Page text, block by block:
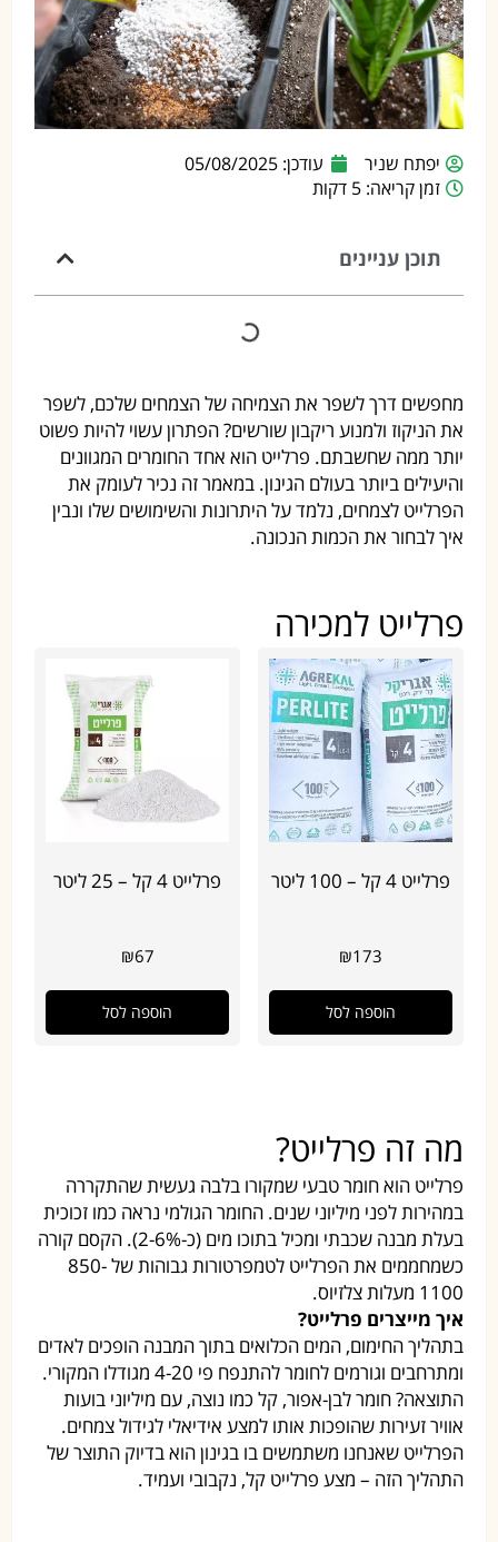
יפתח שניר
עודכן: 05/08/2025
זמן קריאה: 5 דקות
תוכן עניינים
מחפשים דרך לשפר את הצמיחה של הצמחים שלכם, לשפר
את הניקוז ולמנוע ריקבון שורשים? הפתרון עשוי להיות פשוט
יותר ממה שחשבתם. פרלייט הוא אחד החומרים המגוונים
והיעילים ביותר בעולם הגינון. במאמר זה נכיר לעומק את
הפרלייט לצמחים, נלמד על היתרונות והשימושים שלו ונבין
איך לבחור את הכמות הנכונה.
פרלייט למכירה
פרלייט 4 קל – 100 ליטר
₪173
הוספה לסל
פרלייט 4 קל – 25 ליטר
₪67
הוספה לסל
מה זה פרלייט?
פרלייט הוא חומר טבעי שמקורו בלבה געשית שהתקררה
במהירות לפני מיליוני שנים. החומר הגולמי נראה כמו זכוכית
בעלת מבנה שכבתי ומכיל בתוכו מים (כ-2-6%). הקסם קורה
כשמחממים את הפרלייט לטמפרטורות גבוהות של 850-
1100 מעלות צלזיוס.
איך מייצרים פרלייט?
בתהליך החימום, המים הכלואים בתוך המבנה הופכים לאדים
ומתרחבים וגורמים לחומר להתנפח פי 4-20 מגודלו המקורי.
התוצאה? חומר לבן-אפור, קל כמו נוצה, עם מיליוני בועות
אוויר זעירות שהופכות אותו למצע אידיאלי לגידול צמחים.
הפרלייט שאנחנו משתמשים בו בגינון הוא בדיוק התוצר של
התהליך הזה – מצע פרלייט קל, נקבובי ועמיד.